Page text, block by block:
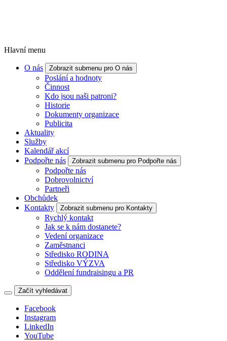
Hlavní menu
O nás Zobrazit submenu pro O nás
Poslání a hodnoty
Činnost
Kdo jsou naši patroni?
Historie
Dokumenty organizace
Publicita
Aktuality
Služby
Kalendář akcí
Podpořte nás
Zobrazit submenu pro Podpořte nás
Podpořte nás
Dobrovolnictví
Partneři
Obchůdek
Kontakty
Zobrazit submenu pro Kontakty
Rychlý kontakt
Jak se k nám dostanete?
Vedení organizace
Zaměstnanci
Středisko RODINA
Středisko VÝZVA
Oddělení fundraisingu a PR
Začít vyhledávat
Facebook
Instagram
LinkedIn
YouTube